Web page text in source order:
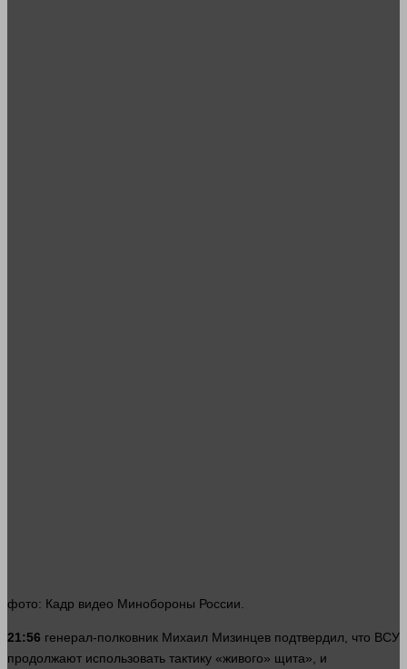
фото: Кадр видео Минобороны России.
21:56 генерал-полковник Михаил Мизинцев подтвердил, что ВСУ
продолжают использовать тактику «живого» щита», и